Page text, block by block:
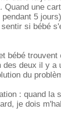
une
5
si bébé
bébé
deux il y a
du
: quand la
je dois